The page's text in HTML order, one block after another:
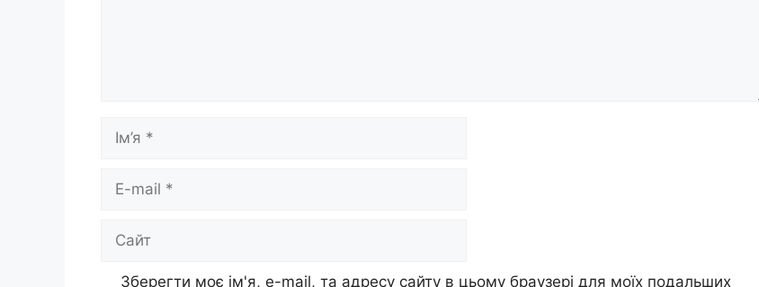
mail
Зберегти моє ім'я, e-mail, та адресу сайту в цьому браузері для моїх подальших